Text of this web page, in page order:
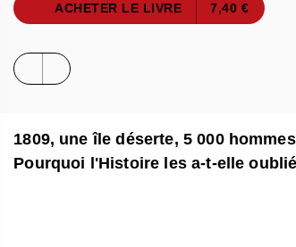
ACHETER LE LIVRE 7,40 €
1809, une île déserte, 5 000
Pourquoi l'Histoire les a-t-elle